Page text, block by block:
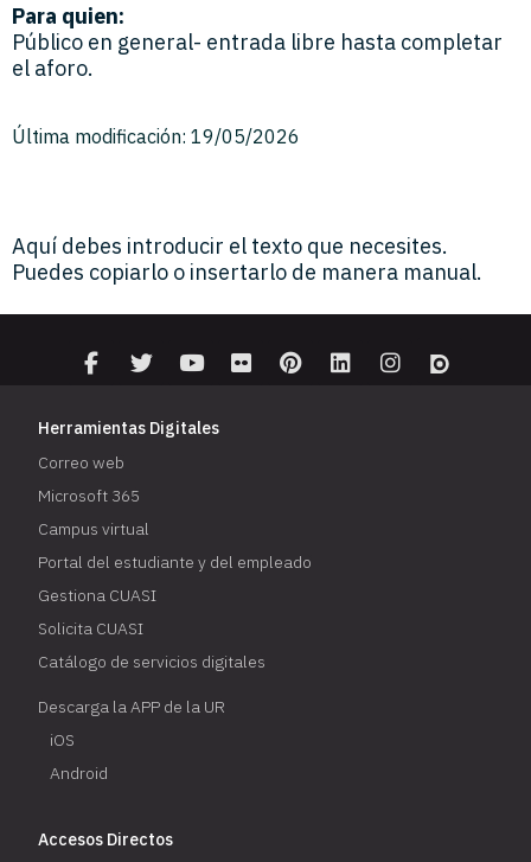
Para quien:
Público en general- entrada libre hasta completar
el aforo.
Última modificación: 19/05/2026
Aquí debes introducir el texto que necesites.
Puedes copiarlo o insertarlo de manera manual.
Herramientas Digitales
Correo web
Microsoft 365
Campus virtual
Portal del estudiante y del empleado
Gestiona CUASI
Solicita CUASI
Catálogo de servicios digitales
Descarga la APP de la UR
iOS
Android
Accesos Directos